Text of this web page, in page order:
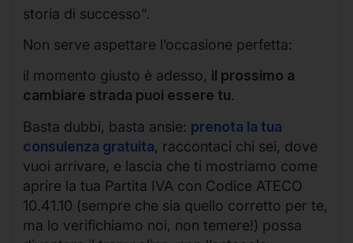
storia di successo”.
Non serve aspettare l’occasione perfetta:
il momento giusto è adesso, il prossimo a
cambiare strada puoi essere tu.
Basta dubbi, basta ansie: prenota la tua
consulenza gratuita, raccontaci chi sei, dove
vuoi arrivare, e lascia che ti mostriamo come
aprire la tua Partita IVA con Codice ATECO
10.41.10 (sempre che sia quello corretto per te,
ma lo verifichiamo noi, non temere!) possa